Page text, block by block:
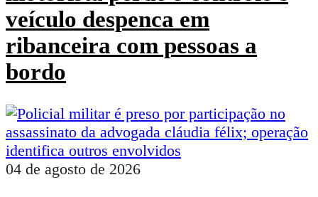
veículo despenca em
ribanceira com pessoas a
bordo
04 de agosto de 2026